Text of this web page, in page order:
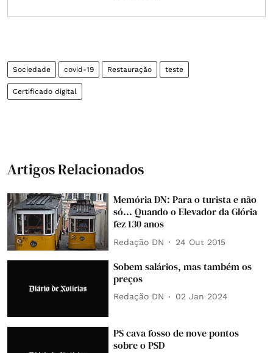
Sociedade covid-19 Restauração teste
Certificado digital
Artigos Relacionados
Memória DN: Para o turista e não
só... Quando o Elevador da Glória
fez 130 anos
Redação DN 24 Out 2015
Sobem salários, mas também os
preços
Redação DN 02 Jan 2024
PS cava fosso de nove pontos
sobre o PSD